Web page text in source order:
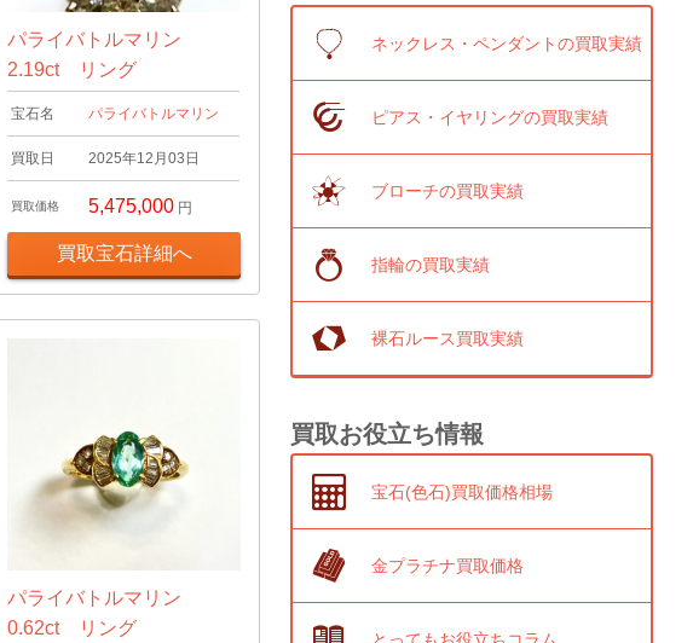
パライバトルマリン
2.19ct リング
宝石名 パライバトルマリン
買取日 2025年12月03日
買取価格 5,475,000 円
買取宝石詳細へ
パライバトルマリン
0.62ct リング
ネックレス・ペンダントの買取実績
ピアス・イヤリングの買取実績
ブローチの買取実績
指輪の買取実績
裸石ルース買取実績
買取お役立ち情報
宝石(色石)買取価格相場
金プラチナ買取価格
とってもお役立ちコラム